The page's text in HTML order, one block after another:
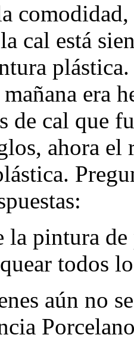
comodidad,
cal está
era
de cal que
ahora el
la pintura
todos
aún no